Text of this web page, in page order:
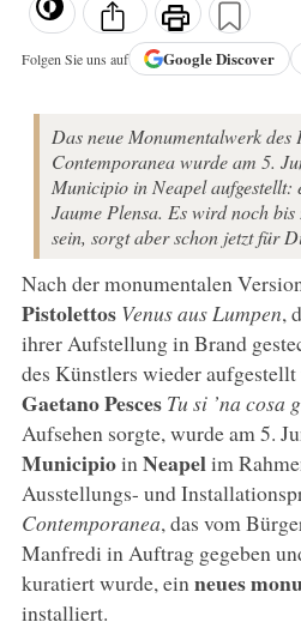
Folgen Sie uns auf GoogleDiscover
Das neue Monumentalwerk
Contemporanea wurde am 5.
Municipio in Neapel aufgestellt:
Jaume Plensa. Es wird noch bis
sein, sorgt aber schon jetzt für
Nach der monumentalen
Pistolettos Venus aus Lumpen,
ihrer Aufstellung in Brand
des Künstlers wieder
Gaetano Pesces Tu si ’na cosa
Aufsehen sorgte, wurde am 5.
MunicipioinNeapelim
Ausstellungs- und
Contemporanea, das vom
Manfredi in Auftrag gegeben
kuratiert wurde, ein neues
installiert.